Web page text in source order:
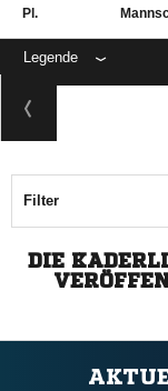
Pl.
Legende
Filter
DIE